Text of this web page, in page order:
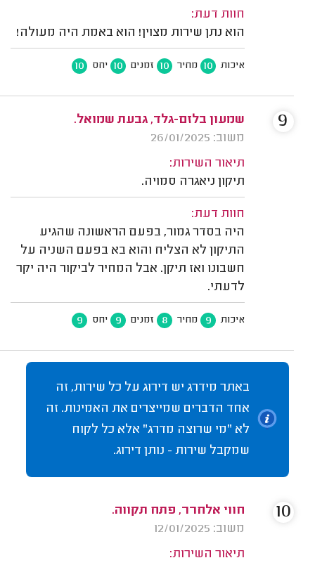
חוות דעת:
הוא נתן שירות מצוין! הוא באמת היה מעולה!
איכות 10 מחיר 10 זמנים 10 יחס 10
שמעון בלזם-גלד, גבעת שמואל.
משוב: 26/01/2025
תיאור השירות:
תיקון ניאגרה סמויה.
חוות דעת:
היה בסדר גמור, בפעם הראשונה שהגיע
התיקון לא הצליח והוא בא בפעם השניה על
חשבונו ואז תיקן. אבל המחיר לביקור היה יקר
לדעתי.
איכות 9 מחיר 8 זמנים 9 יחס 9
9
באתר מידרג יש דירוג על כל שירות, זה
אחד הדברים שמייצרים את האמינות. זה
לא "מי שרוצה מדרג" אלא כל לקוח
שמקבל שירות - נותן דירוג.
חווי אלחרר, פתח תקווה.
משוב: 12/01/2025
תיאור השירות:
10